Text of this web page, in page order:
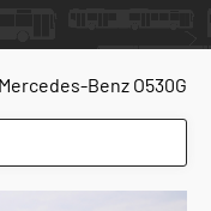
Benz O530G